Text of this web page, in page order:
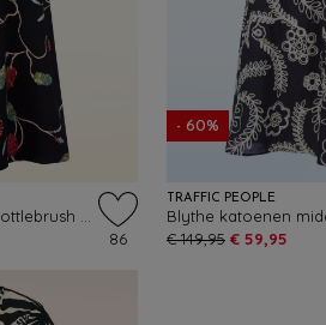
86
- 60%
TRAFFIC PEOPLE
€ 149,95 € 59,95